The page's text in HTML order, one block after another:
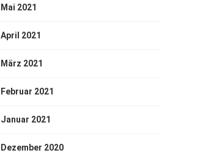
Mai 2021
April 2021
März 2021
Februar 2021
Januar 2021
Dezember 2020